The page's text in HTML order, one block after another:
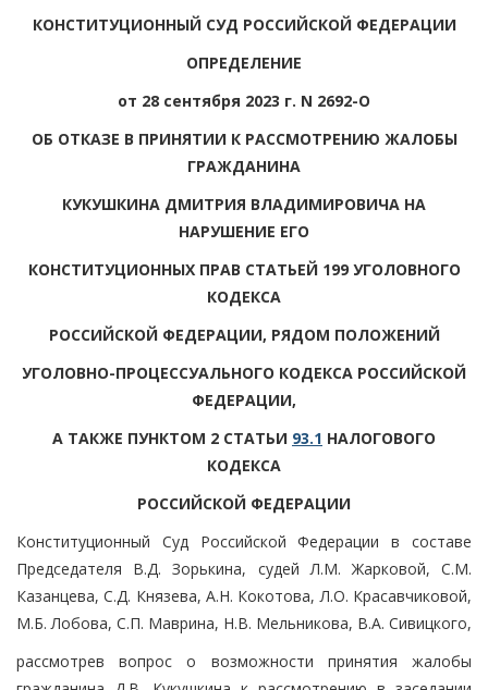
КОНСТИТУЦИОННЫЙ СУД РОССИЙСКОЙ ФЕДЕРАЦИИ
ОПРЕДЕЛЕНИЕ
от 28 сентября 2023 г. N 2692-О
ОБ ОТКАЗЕ В ПРИНЯТИИ К РАССМОТРЕНИЮ ЖАЛОБЫ
ГРАЖДАНИНА
КУКУШКИНА ДМИТРИЯ ВЛАДИМИРОВИЧА НА
НАРУШЕНИЕ ЕГО
КОНСТИТУЦИОННЫХ ПРАВ СТАТЬЕЙ 199 УГОЛОВНОГО
КОДЕКСА
РОССИЙСКОЙ ФЕДЕРАЦИИ, РЯДОМ ПОЛОЖЕНИЙ
УГОЛОВНО-ПРОЦЕССУАЛЬНОГО КОДЕКСА РОССИЙСКОЙ
ФЕДЕРАЦИИ,
А ТАКЖЕ ПУНКТОМ 2 СТАТЬИ 93.1 НАЛОГОВОГО
КОДЕКСА
РОССИЙСКОЙ ФЕДЕРАЦИИ
Конституционный Суд Российской Федерации в составе
Председателя В.Д. Зорькина, судей Л.М. Жарковой, С.М.
Казанцева, С.Д. Князева, А.Н. Кокотова, Л.О. Красавчиковой,
М.Б. Лобова, С.П. Маврина, Н.В. Мельникова, В.А. Сивицкого,
рассмотрев вопрос о возможности принятия жалобы